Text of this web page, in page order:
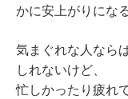
かに安上がりにな
気まぐれな人なら
しれないけど、
忙しかったり疲れ